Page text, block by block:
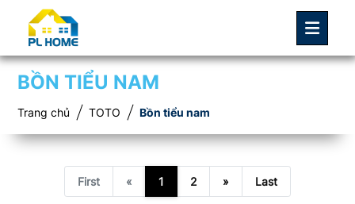
BỒN TIỂU NAM
Trang chủ TOTO Bồn tiểu nam
First « 1 2 » Last